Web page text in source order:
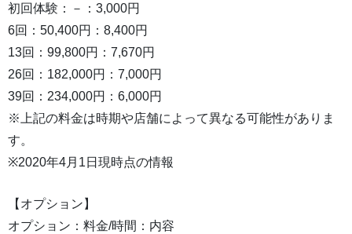
初回体験：－：3,000円
6回：50,400円：8,400円
13回：99,800円：7,670円
26回：182,000円：7,000円
39回：234,000円：6,000円
※上記の料金は時期や店舗によって異なる可能性がありま
す。
※2020年4月1日現時点の情報
【オプション】
オプション：料金/時間：内容